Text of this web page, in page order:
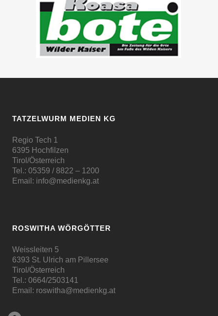
TATZELWURM MEDIEN KG
Regio Tech 1
6395 Hochfilzen
Tirol/Österreich
Tel.: 05359 / 8822 – 1200
Email: info@medienkg.at
ROSWITHA WÖRGÖTTER
Weissleiten 5
6393 St. Ulrich am Pillersee
Tirol/Österreich
Tel.: 0664/2503141
Email: roswitha@medienkg.at